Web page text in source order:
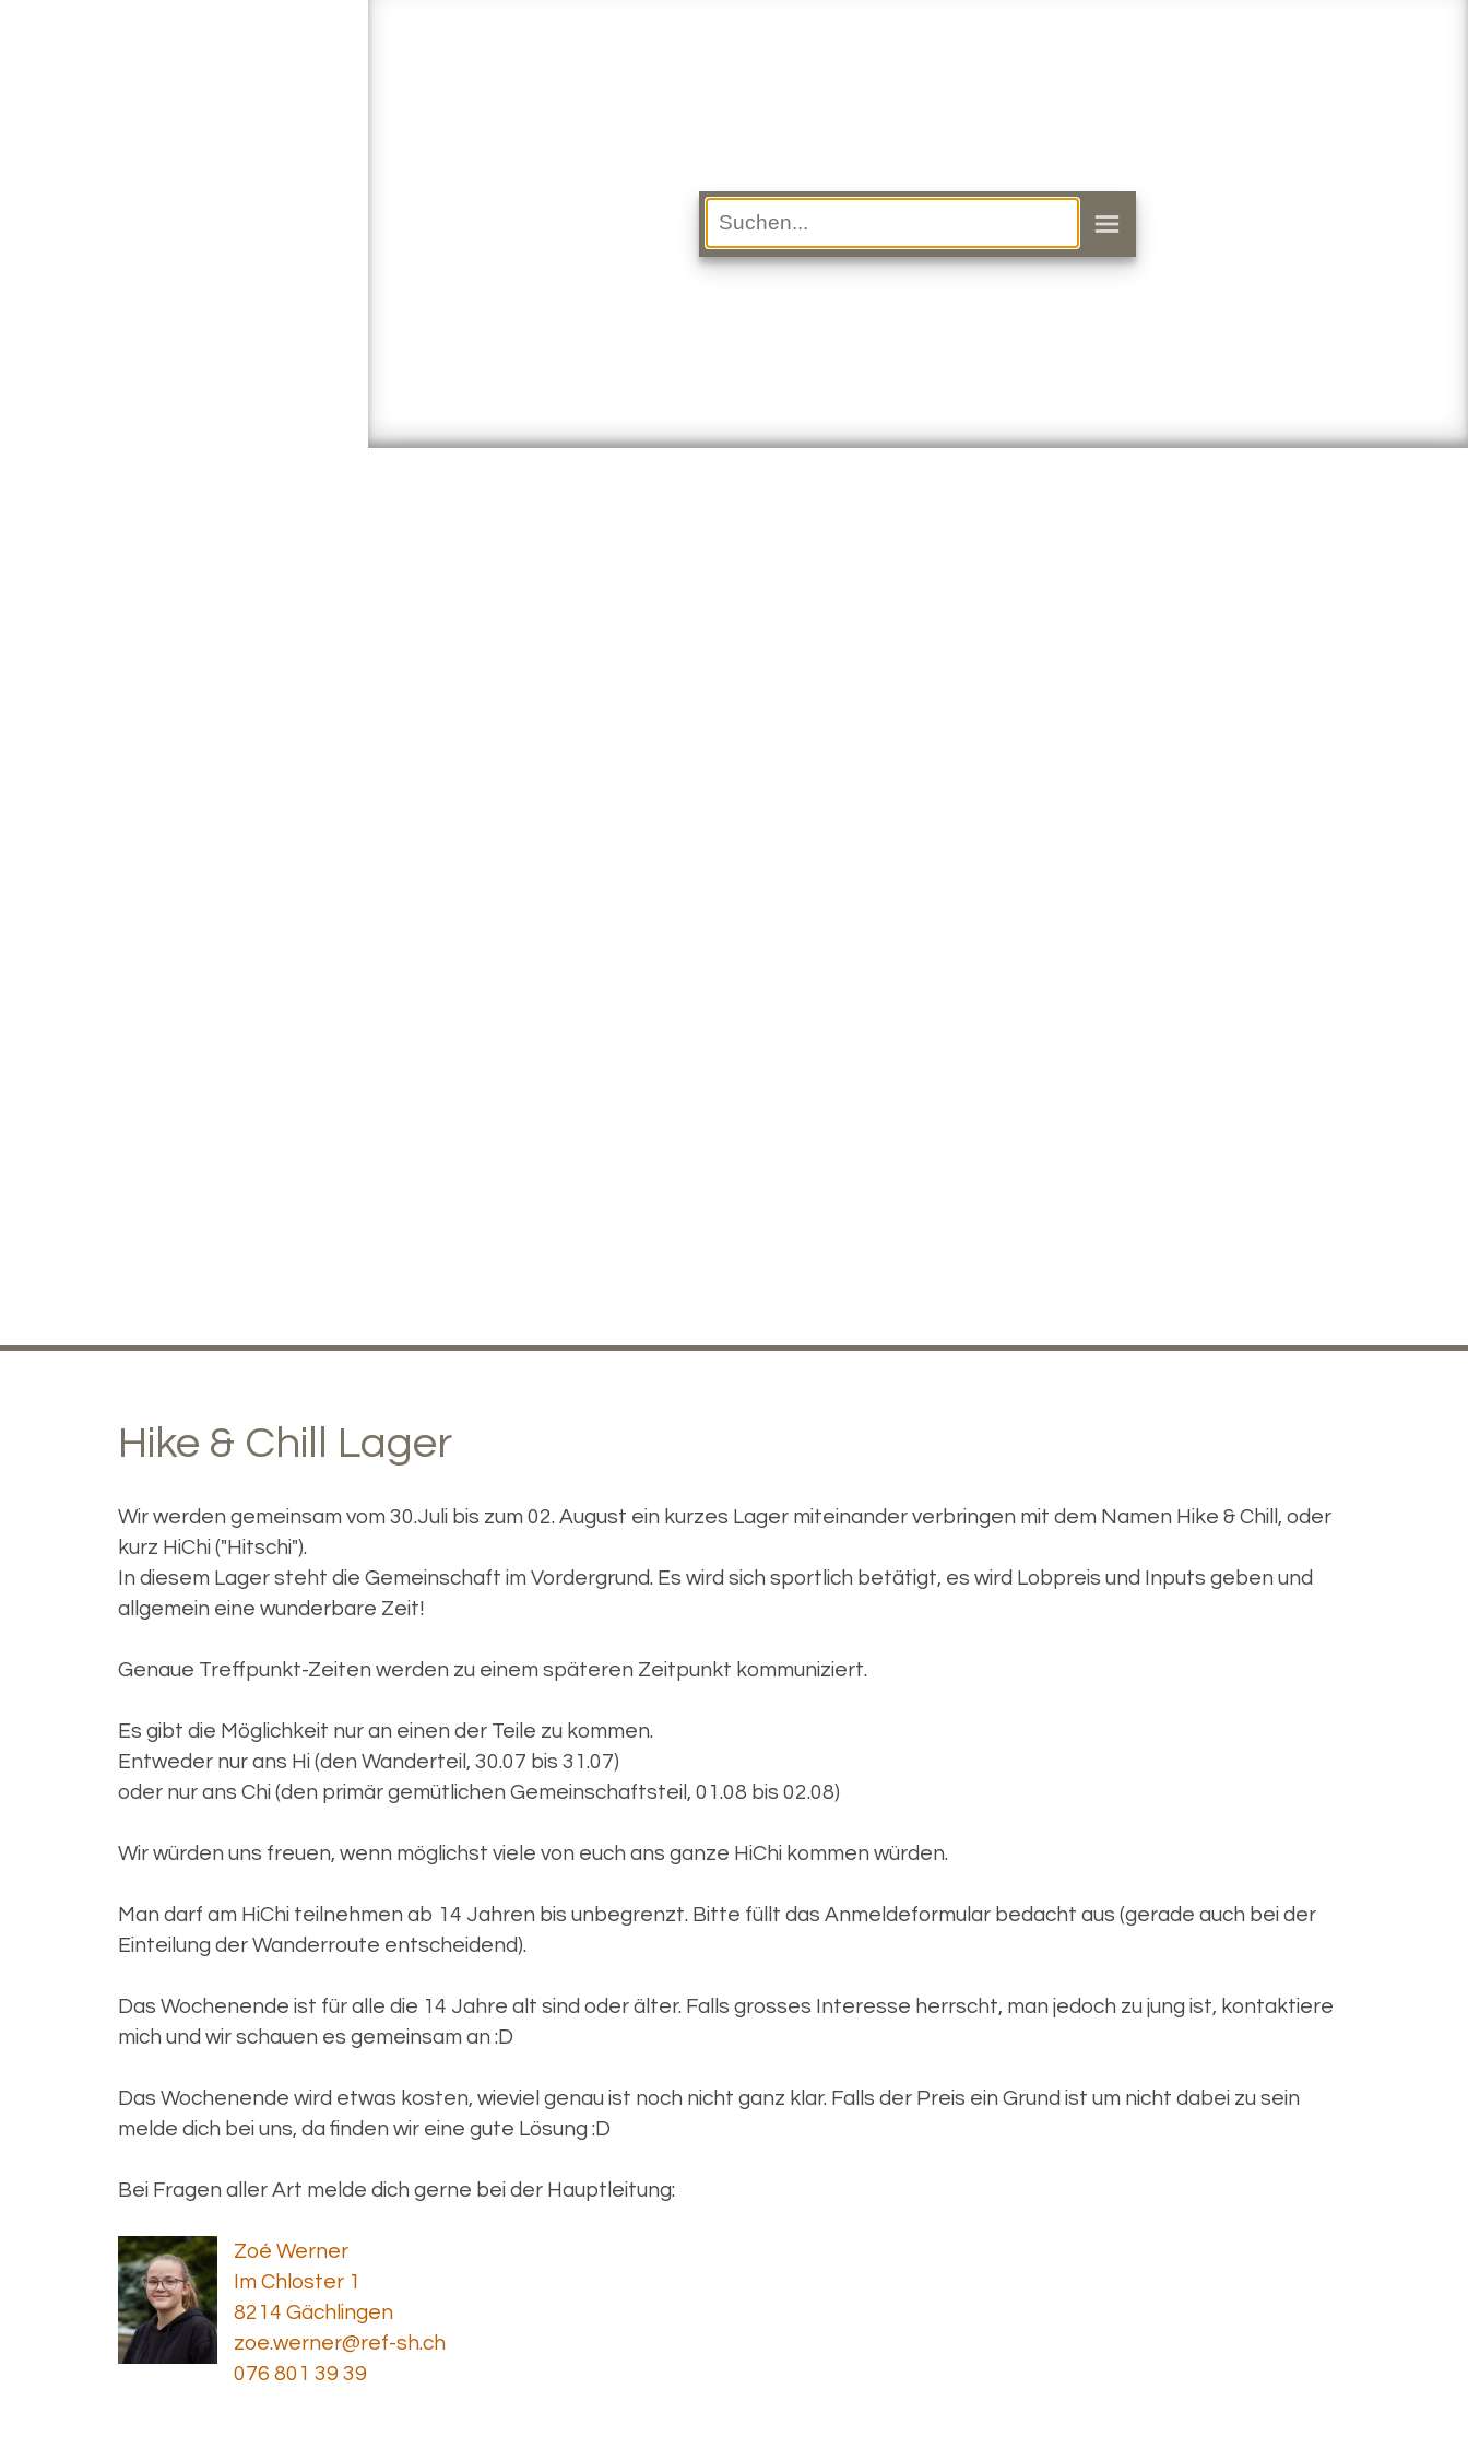
Hike & Chill Lager
Wir werden gemeinsam vom 30.Juli bis zum 02. August ein kurzes Lager miteinander verbringen mit dem Namen Hike & Chill, oder
kurz HiChi ("Hitschi").
In diesem Lager steht die Gemeinschaft im Vordergrund. Es wird sich sportlich betätigt, es wird Lobpreis und Inputs geben und
allgemein eine wunderbare Zeit!
Genaue Treffpunkt-Zeiten werden zu einem späteren Zeitpunkt kommuniziert.
Es gibt die Möglichkeit nur an einen der Teile zu kommen.
Entweder nur ans Hi (den Wanderteil, 30.07 bis 31.07)
oder nur ans Chi (den primär gemütlichen Gemeinschaftsteil, 01.08 bis 02.08)
Wir würden uns freuen, wenn möglichst viele von euch ans ganze HiChi kommen würden.
Man darf am HiChi teilnehmen ab 14 Jahren bis unbegrenzt. Bitte füllt das Anmeldeformular bedacht aus (gerade auch bei der
Einteilung der Wanderroute entscheidend).
Das Wochenende ist für alle die 14 Jahre alt sind oder älter. Falls grosses Interesse herrscht, man jedoch zu jung ist, kontaktiere
mich und wir schauen es gemeinsam an :D
Das Wochenende wird etwas kosten, wieviel genau ist noch nicht ganz klar. Falls der Preis ein Grund ist um nicht dabei zu sein
melde dich bei uns, da finden wir eine gute Lösung :D
Bei Fragen aller Art melde dich gerne bei der Hauptleitung:
Zoé Werner
Im Chloster 1
8214 Gächlingen
zoe.werner@ref-sh.ch
076 801 39 39